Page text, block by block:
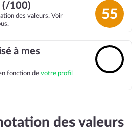
(/100)
des valeurs. Voir
55
à mes
fonction de votre profil
des valeurs